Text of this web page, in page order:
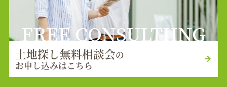
FREE CONSULTIING
土地探し無料相談会の
お申し込みはこちら